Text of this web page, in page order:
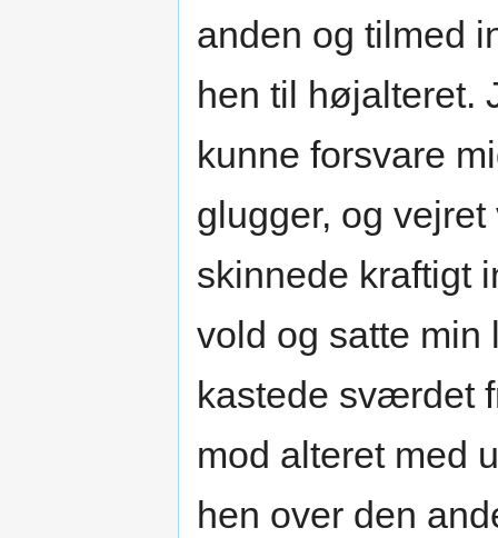
anden og tilmed
hen til højalteret.
kunne forsvare
glugger, og
skinnede kraftigt
vold og satte min
kastede sværdet
mod alteret med
hen over den